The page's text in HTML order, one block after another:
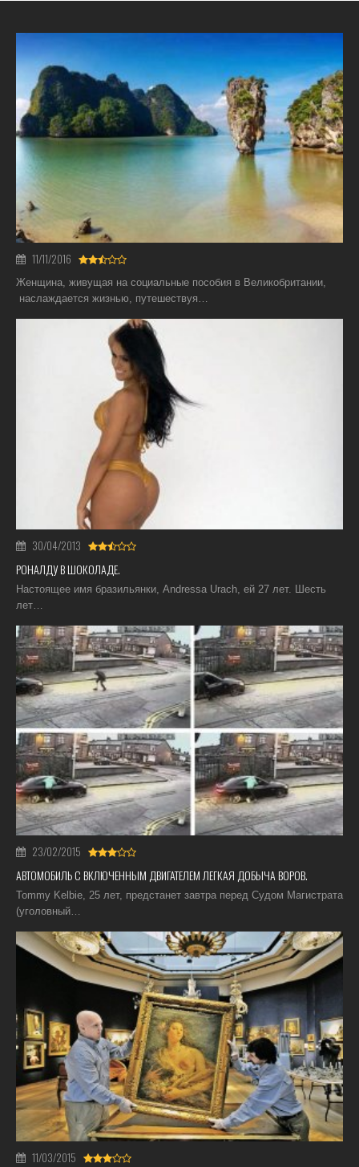
11/11/2016
Женщина, живущая на социальные пособия в Великобритании,
наслаждается жизнью, путешествуя…
30/04/2013
РОНАЛДУ В ШОКОЛАДЕ.
Настоящее имя бразильянки, Andressa Urach, ей 27 лет. Шесть
лет…
23/02/2015
АВТОМОБИЛЬ С ВКЛЮЧЕННЫМ ДВИГАТЕЛЕМ ЛЕГКАЯ ДОБЫЧА ВОРОВ.
Tommy Kelbie, 25 лет, предстанет завтра перед Судом Магистрата
(уголовный…
11/03/2015